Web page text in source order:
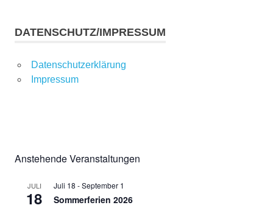
DATENSCHUTZ/IMPRESSUM
Datenschutzerklärung
Impressum
Anstehende Veranstaltungen
JULI
18
Juli 18 -September 1
Sommerferien 2026